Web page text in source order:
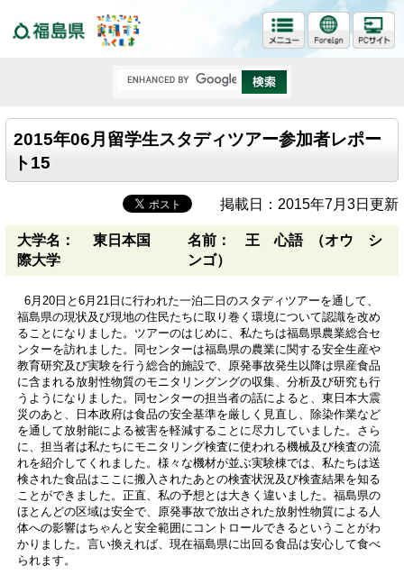
2015年06月留学生スタディツアー参加者レポー
ト15
掲載日：2015年7月3日更新
大学名： 東日本国
際大学
名前： 王 心語 （オウ シ
ンゴ）
6月20日と6月21日に行われた一泊二日のスタディツアーを通して、
福島県の現状及び現地の住民たちに取り巻く環境について認識を改め
ることになりました。ツアーのはじめに、私たちは福島県農業総合セ
ンターを訪れました。同センターは福島県の農業に関する安全生産や
教育研究及び実験を行う総合的施設で、原発事故発生以降は県産食品
に含まれる放射性物質のモニタリングングの収集、分析及び研究も行
うようになりました。同センターの担当者の話によると、東日本大震
災のあと、日本政府は食品の安全基準を厳しく見直し、除染作業など
を通して放射能による被害を軽減することに尽力していました。さら
に、担当者は私たちにモニタリング検査に使われる機械及び検査の流
れを紹介してくれました。様々な機材が並ぶ実験棟では、私たちは送
検された食品はここに搬入されたあとの検査状況及び検査結果を知る
ことができました。正直、私の予想とは大きく違いました。福島県の
ほとんどの区域は安全で、原発事故で放出された放射性物質による人
体への影響はちゃんと安全範囲にコントロールできるということがわ
かりました。言い換えれば、現在福島県に出回る食品は安心して食べ
られます。